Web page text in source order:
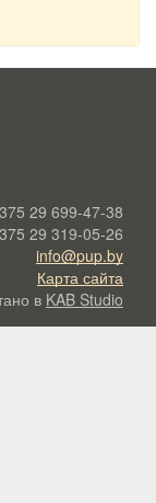
29 699-47-38
29 319-05-26
info@pup.by
Карта сайта
в KAB Studio